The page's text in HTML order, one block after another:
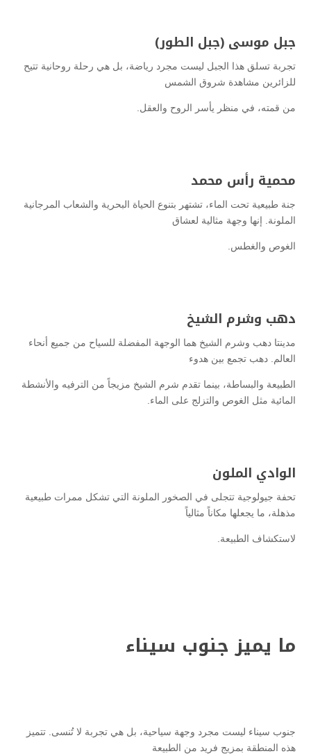
جبل موسى (جبل الطور)
تجربة تسلق هذا الجبل ليست مجرد رياضة، بل هي رحلة روحانية تتيح
للزائرين مشاهدة شروق الشمس
من قمته، في منظر يأسر الروح والعقل.
محمية رأس محمد
جنة طبيعية تحت الماء، تشتهر بتنوع الحياة البحرية والشعاب المرجانية
الملونة. إنها وجهة مثالية لعشاق
الغوص والغطس.
دهب وشرم الشيخ
مدينتا دهب وشرم الشيخ هما الوجهة المفضلة للسياح من جميع أنحاء
العالم. دهب تجمع بين هدوء
الطبيعة والبساطة، بينما تقدم شرم الشيخ مزيجاً من الترفيه والأنشطة
المائية مثل الغوص والتزلج على الماء.
الوادي الملون
تحفة جيولوجية تتجلى في الصخور الملونة التي تشكل ممرات طبيعية
مذهلة، ما يجعلها مكاناً مثالياً
لاستكشاف الطبيعة.
ما يميز جنوب سيناء
جنوب سيناء ليست مجرد وجهة سياحية، بل هي تجربة لا تُنسى. تتميز
هذه المنطقة بمزيج فريد من الطبيعة